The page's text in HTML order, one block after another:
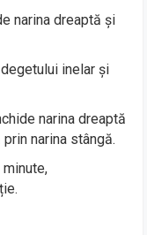
narina dreaptă și
inelar și
narina dreaptă
narina stângă.